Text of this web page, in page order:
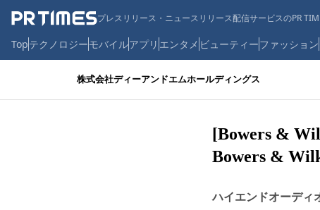
プレスリリース・ニュースリリース配信サービスのPR
Topテクノロジーモバイルアプリ エンタメ ビューティーファッション
株式会社ディーアンドエムホールディングス
[Bowers &
Bowers &
ハイエンドオーディ